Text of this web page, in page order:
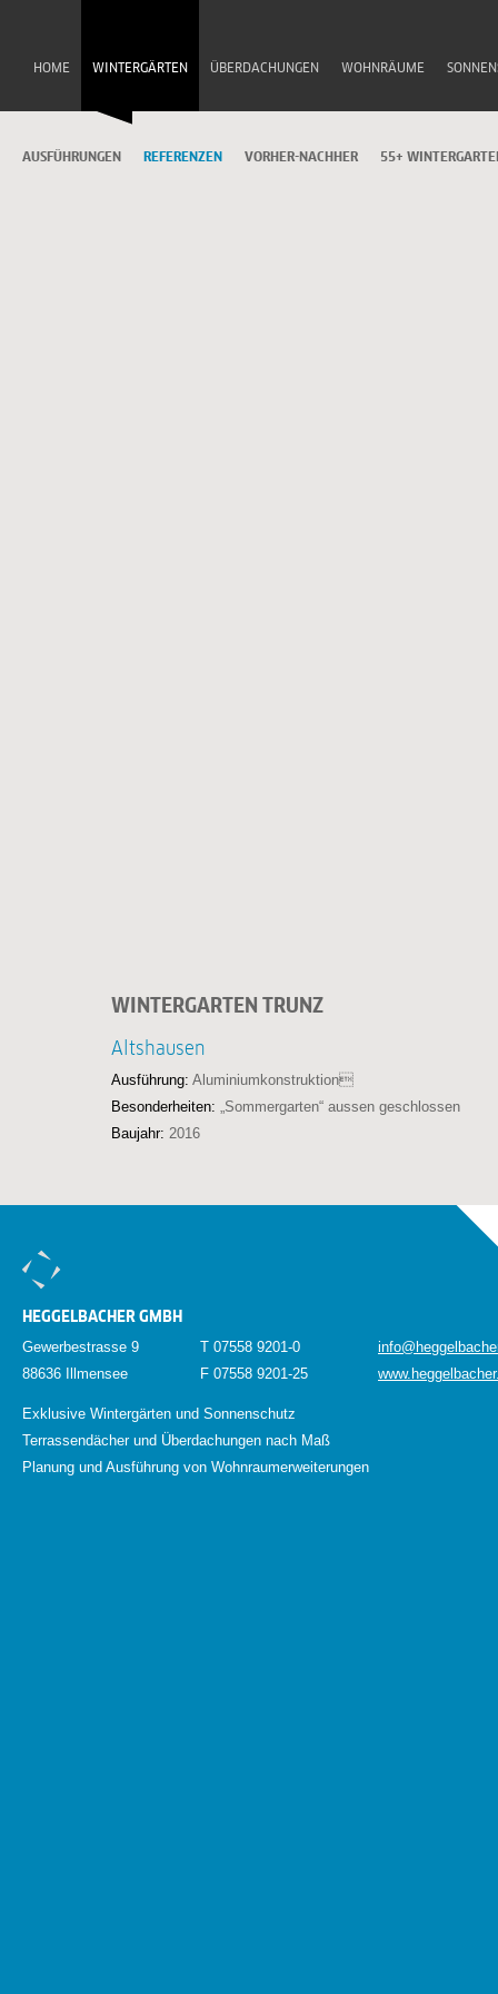
HOME WINTERGÄRTEN ÜBERDACHUNGEN WOHNRÄUME
AUSFÜHRUNGEN REFERENZEN VORHER-NACHHER 55+
WINTERGARTEN TRUNZ
Altshausen
Ausführung: Aluminiumkonstruktion
Besonderheiten: „Sommergarten“ aussen geschlossen
Baujahr: 2016
HEGGELBACHER GMBH
Gewerbestrasse 9
88636 Illmensee
T 07558 9201-0
F 07558 9201-25
Exklusive Wintergärten und Sonnenschutz
Terrassendächer und Überdachungen nach Maß
Planung und Ausführung von Wohnraumerweiterungen